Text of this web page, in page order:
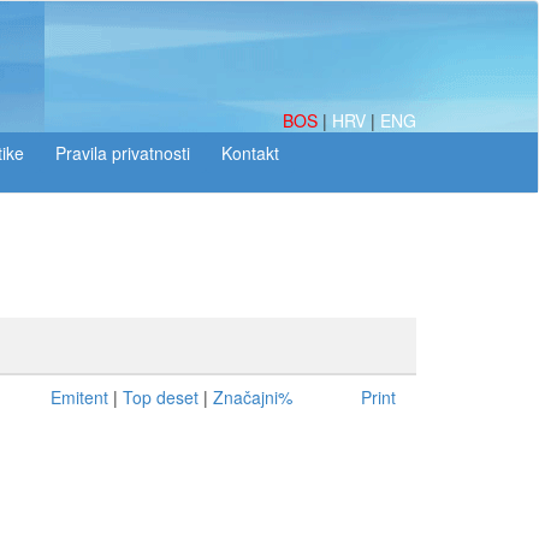
BOS | HRV | ENG
Emitent | Top deset | Značajni% Print